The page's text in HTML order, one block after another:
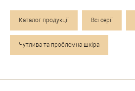
Каталог продукції Всі серії
Чутлива та проблемна шкіра